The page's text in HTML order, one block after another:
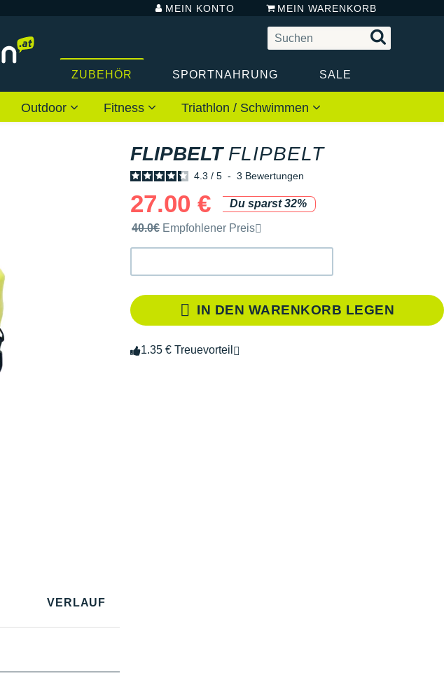
MEIN KONTO MEIN WARENKORB
ZUBEHÖR SPORTNAHRUNG SALE
Outdoor Fitness Triathlon / Schwimmen
FLIPBELT FLIPBELT
4.3 / 5 - 3 Bewertungen
27.00 €
Du sparst 32%
Unverbindliche Preisempfehlung der Marke
40.0€ Empfohlener Preis
IN DEN WARENKORB LEGEN
1.35 € Treuevorteil
VERLAUF